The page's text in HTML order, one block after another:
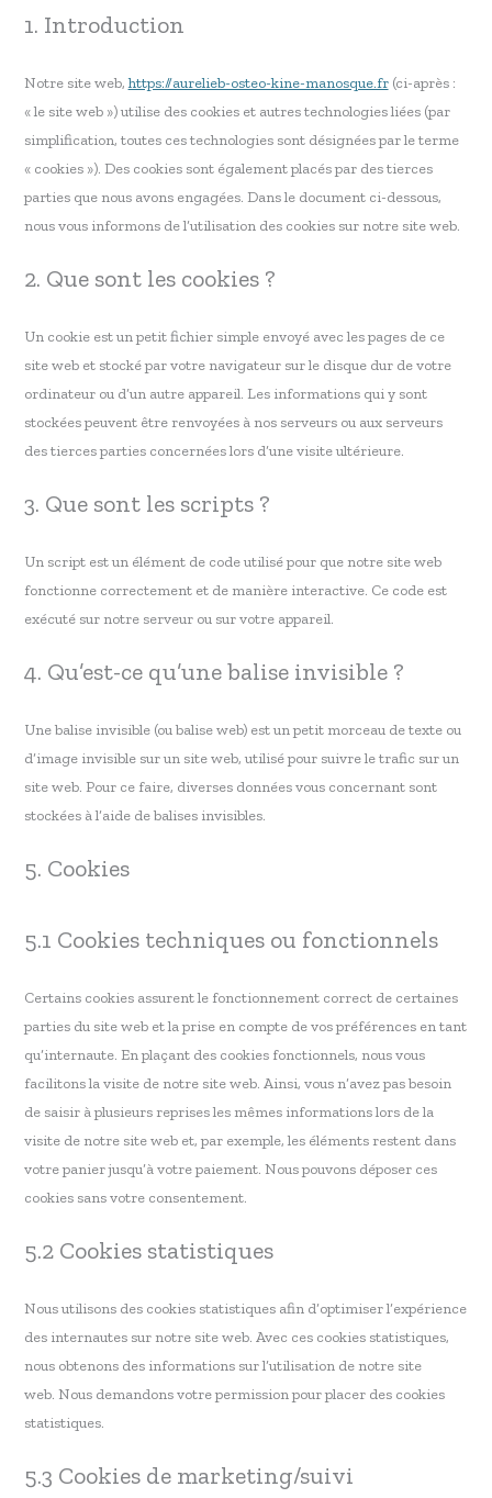
1. Introduction
Notre site web,https://aurelieb-osteo-kine-manosque.fr(ci-après :
« le site web ») utilise des cookies et autres technologies liées (par
simplification, toutes ces technologies sont désignées par le terme
« cookies »). Des cookies sont également placés par des tierces
parties que nous avons engagées. Dans le document ci-dessous,
nous vous informons de l’utilisation des cookies sur notre site web.
2. Que sont les cookies ?
Un cookie est un petit fichier simple envoyé avec les pages de ce
site web et stocké par votre navigateur sur le disque dur de votre
ordinateur ou d’un autre appareil. Les informations qui y sont
stockées peuvent être renvoyées à nos serveurs ou aux serveurs
des tierces parties concernées lors d’une visite ultérieure.
3. Que sont les scripts ?
Un script est un élément de code utilisé pour que notre site web
fonctionne correctement et de manière interactive. Ce code est
exécuté sur notre serveur ou sur votre appareil.
4. Qu’est-ce qu’une balise invisible ?
Une balise invisible (ou balise web) est un petit morceau de texte ou
d’image invisible sur un site web, utilisé pour suivre le trafic sur un
site web. Pour ce faire, diverses données vous concernant sont
stockées à l’aide de balises invisibles.
5. Cookies
5.1 Cookies techniques ou fonctionnels
Certains cookies assurent le fonctionnement correct de certaines
parties du site web et la prise en compte de vos préférences en tant
qu’internaute. En plaçant des cookies fonctionnels, nous vous
facilitons la visite de notre site web. Ainsi, vous n’avez pas besoin
de saisir à plusieurs reprises les mêmes informations lors de la
visite de notre site web et, par exemple, les éléments restent dans
votre panier jusqu’à votre paiement. Nous pouvons déposer ces
cookies sans votre consentement.
5.2 Cookies statistiques
Nous utilisons des cookies statistiques afin d’optimiser l’expérience
des internautes sur notre site web. Avec ces cookies statistiques,
nous obtenons des informations sur l’utilisation de notre site
web. Nous demandons votre permission pour placer des cookies
statistiques.
5.3 Cookies de marketing/suivi